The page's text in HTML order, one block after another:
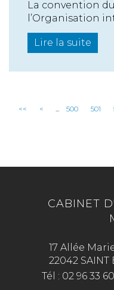
La convention
l’Organisation
Lire la suite
<< < ... 500 501
CABINET
17 Allée
22042 SAINT
Tél : 02 96 33